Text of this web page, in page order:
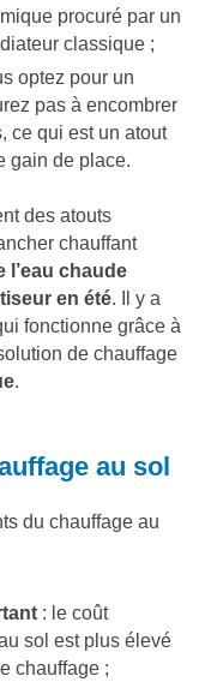
procuré par un
classique ;
optez pour un
pas à encombrer
ce qui est un atout
gain de place.
des atouts
chauffant
l’eau chaude
en été. Il y a
fonctionne grâce à
de chauffage
.
au sol
du chauffage au
: le coût
sol est plus élevé
chauffage ;